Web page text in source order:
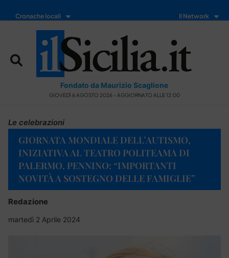
Cronache locali Il Network
Fondato da Maurizio Scaglione
GIOVEDÌ 6 AGOSTO 2026 - AGGIORNATO ALLE 12:00
Le celebrazioni
GIORNATA MONDIALE DELL’AUTISMO,
INIZIATIVA AL TEATRO POLITEAMA DI
PALERMO. PENNINO: “IMPORTANTI
NOVITÀ A SOSTEGNO DELLE FAMIGLIE”
Redazione
martedì 2 Aprile 2024